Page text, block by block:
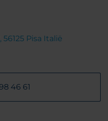
56125 Pisa Italië
46 61